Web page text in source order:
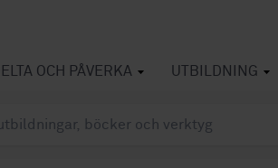
OCH PÅVERKA UTBILDNING